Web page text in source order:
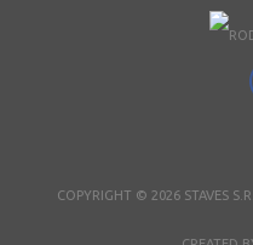
COPYRIGHT © 2026 STAVES